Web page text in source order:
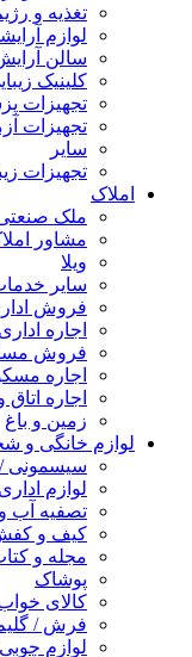
تغذیه و
لوازم
سالن
کلینیک
تجهیزات
تجهیزات
سایر
تجهیزات
املاک
ملک
مشاور
ویلا
سایر
فروش
اجاره
فروش
اجاره
اجاره
زمین و باغ
لوازم خانگی و
سیسمونی /
لوازم
تصفیه آب و
کیف و
مجله و
پوشاک
کالای
فرش /
لوازم